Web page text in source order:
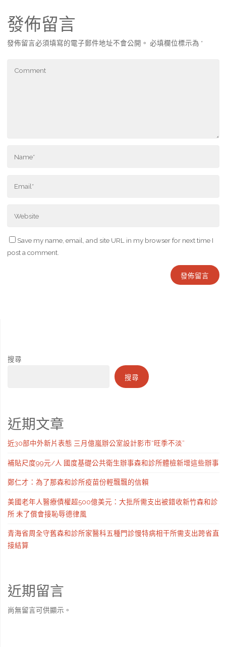
發佈留言
發佈留言必須填寫的電子郵件地址不會公開。 必填欄位標示為 *
Save my name, email, and site URL in my browser for next time I
post a comment.
搜尋
搜尋
近期文章
近30部中外新片表態 三月億嵐辦公室設計影市“旺季不淡”
補貼尺度99元/人 國度基礎公共衛生辦事森和診所體檢新增這些辦事
鄭仁才：為了那森和診所疫苗份輕飄飄的信賴
美國老年人醫療債權超500億美元：大批所需支出被錯收新竹森和診
所 未了償會接恥辱德律風
青海省周全守舊森和診所家醫科五種門診慢特病相干所需支出跨省直
接結算
近期留言
尚無留言可供顯示。